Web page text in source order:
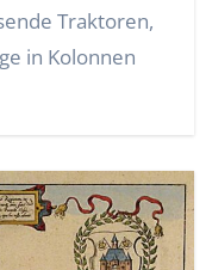
Traktoren,
in Kolonnen